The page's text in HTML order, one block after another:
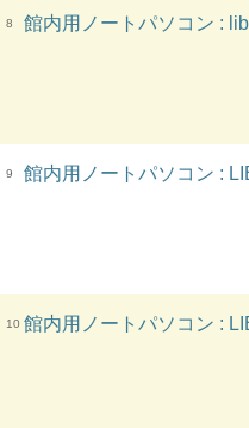
8 館内用ノートパソコン :
9 館内用ノートパソコン :
10 館内用ノートパソコン :